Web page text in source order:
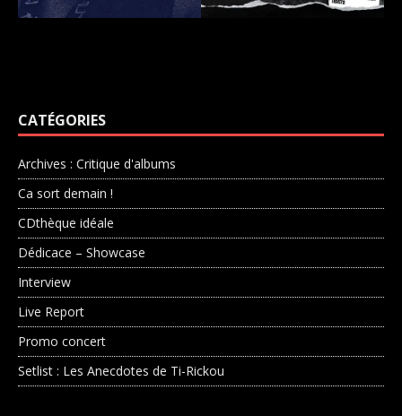
CATÉGORIES
Archives : Critique d'albums
Ca sort demain !
CDthèque idéale
Dédicace – Showcase
Interview
Live Report
Promo concert
Setlist : Les Anecdotes de Ti-Rickou